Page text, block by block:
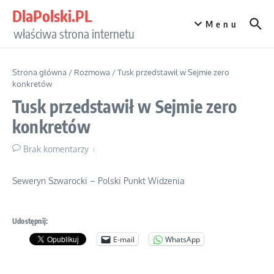
DlaPolski.PL
właściwa strona internetu
Menu
Strona główna / Rozmowa /Tusk przedstawił w Sejmie zero
konkretów
Tusk przedstawił w Sejmie zero
konkretów
Brak komentarzy
Seweryn Szwarocki – Polski Punkt Widzenia
Udostępnij:
E-mail WhatsApp